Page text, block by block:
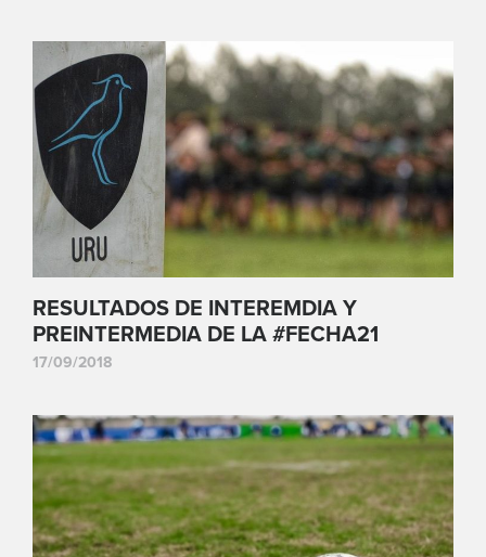
RESULTADOS DE INTEREMDIA Y
PREINTERMEDIA DE LA #FECHA21
17/09/2018